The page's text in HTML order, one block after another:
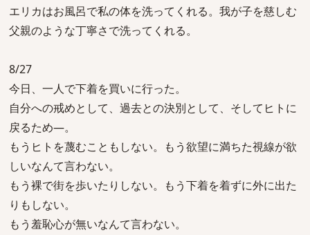
エリカはお風呂で私の体を洗ってくれる。我が子を慈しむ
父親のような丁寧さで洗ってくれる。
8/27
今日、一人で下着を買いに行った。
自分への戒めとして、過去との決別として、そしてヒトに
戻るため―。
もうヒトを蔑むこともしない。もう欲望に満ちた視線が欲
しいなんて言わない。
もう裸で街を歩いたりしない。もう下着を着ずに外に出た
りもしない。
もう羞恥心が無いなんて言わない。